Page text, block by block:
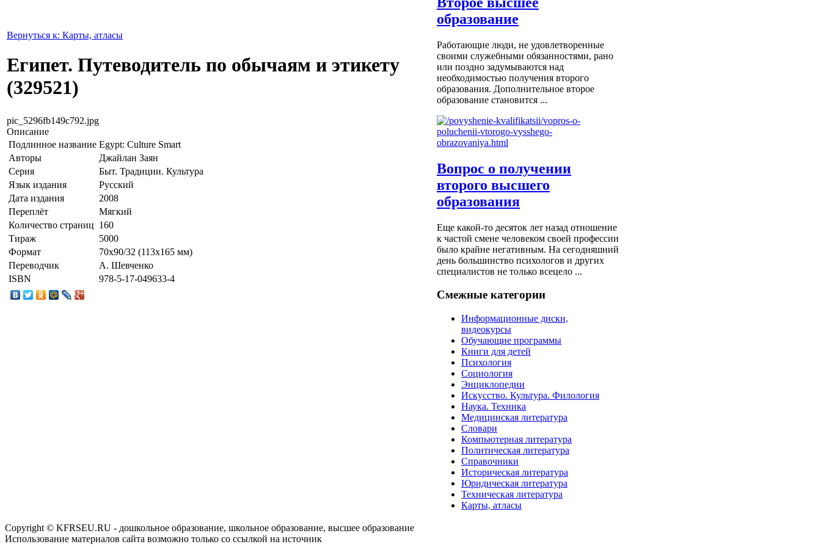
Вернуться к: Карты, атласы
Египет. Путеводитель по обычаям и этикету
(329521)
pic_5296fb149c792.jpg
Описание
Подлинное название Egypt: Culture Smart
Авторы
Джайлан Заян
Серия
Быт. Традиции. Культура
Язык издания
Русский
Дата издания
2008
Переплёт
Мягкий
Количество страниц 160
Тираж
5000
Формат
70x90/32 (113х165 мм)
Переводчик
А. Шевченко
ISBN
978-5-17-049633-4
образование
Работающие люди, не удовлетворенные
своими служебными обязанностями, рано
или поздно задумываются над
необходимостью получения второго
образования. Дополнительное второе
образование становится ...
Вопрос о получении
второго высшего
образования
Еще какой-то десяток лет назад отношение
к частой смене человеком своей профессии
было крайне негативным. На сегодняшний
день большинство психологов и других
специалистов не только всецело ...
Смежные категории
Информационные диски,
видеокурсы
Обучающие программы
Книги для детей
Психология
Социология
Энциклопедии
Искусство. Культура. Филология
Наука. Техника
Медицинская литература
Словари
Компьютерная литература
Политическая литература
Справочники
Историческая литература
Юридическая литература
Техническая литература
Карты, атласы
Copyright © KFRSEU.RU - дошкольное образование, школьное образование, высшее образование
Использование материалов сайта возможно только со ссылкой на источник